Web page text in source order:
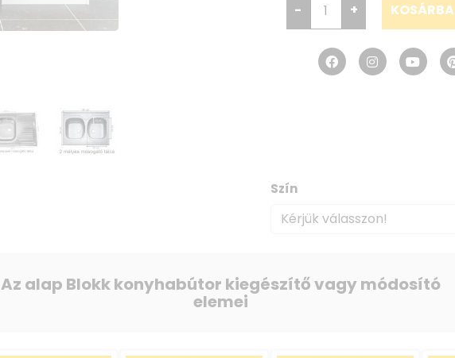
- + KOSÁRBA
Szín
Az alap Blokk konyhabútor kiegészítő vagy módosító
elemei